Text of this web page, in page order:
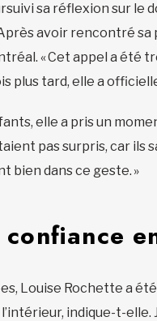
sa réflexion sur le
avoir rencontré
« Cet appel a été
plus tard, elle a
elle a pris un
pas surpris, car
bien dans ce geste. »
Louise Rochette a
indique-t-